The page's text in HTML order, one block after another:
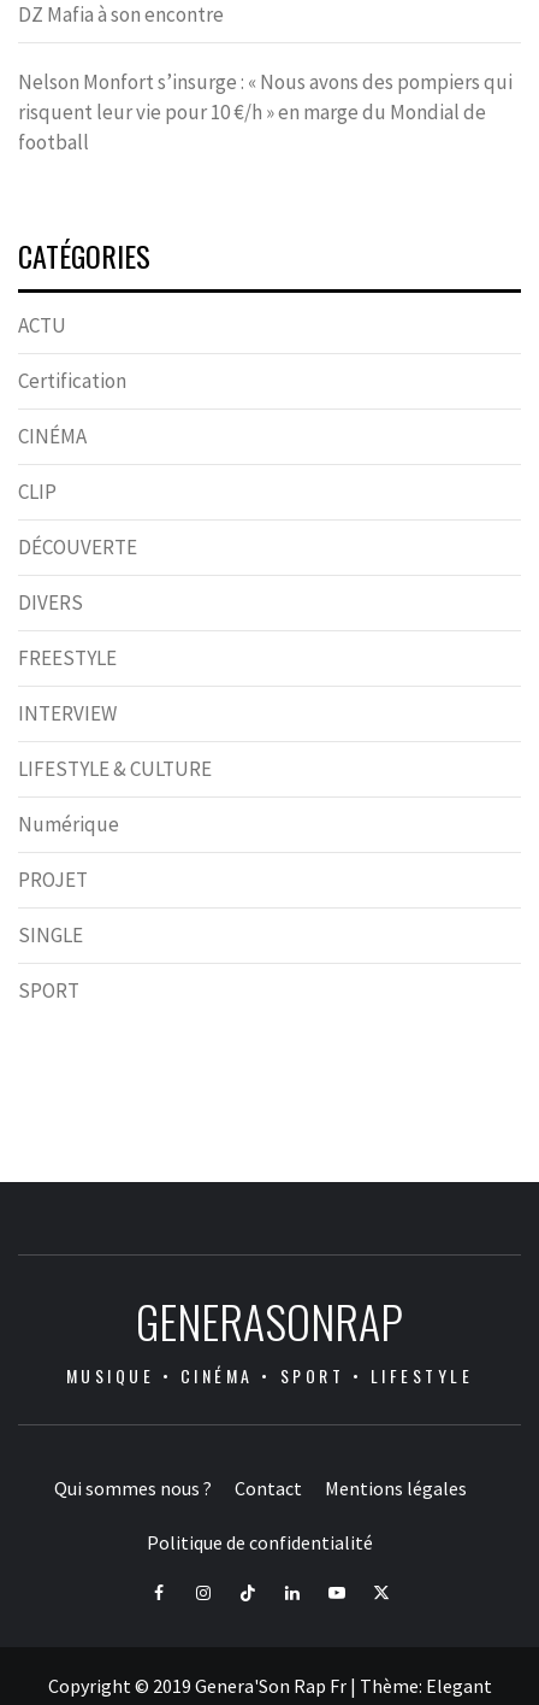
DZ Mafia à son encontre
Nelson Monfort s’insurge : « Nous avons des pompiers qui
risquent leur vie pour 10 €/h » en marge du Mondial de
football
CATÉGORIES
ACTU
Certification
CINÉMA
CLIP
DÉCOUVERTE
DIVERS
FREESTYLE
INTERVIEW
LIFESTYLE & CULTURE
Numérique
PROJET
SINGLE
SPORT
GENERASONRAP
MUSIQUE • CINÉMA • SPORT • LIFESTYLE
Qui sommes nous ? Contact Mentions légales
Politique de confidentialité
FacebookInstagramTiktok LinkedInYoutube
X
Copyright © 2019 Genera'Son Rap Fr | Thème: Elegant